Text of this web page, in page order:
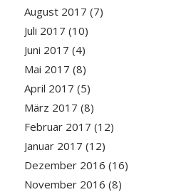
August 2017 (7)
Juli 2017 (10)
Juni 2017 (4)
Mai 2017 (8)
April 2017 (5)
März 2017 (8)
Februar 2017 (12)
Januar 2017 (12)
Dezember 2016 (16)
November 2016 (8)